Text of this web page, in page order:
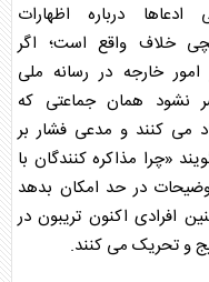
ادعاها درباره اظهارات
خلاف واقع است؛ اگر
امور خارجه در رسانه ملی
نشود همان جماعتی که
می کنند و مدعی فشار بر
«چرا مذاکره کنندگان با
در حد امکان بدهد
افرادی اکنون تریبون در
و تحریک می کنند.